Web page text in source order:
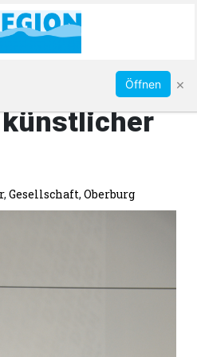
Abonnieren
,Gesellschaft,Oberburg
Öffnen ×